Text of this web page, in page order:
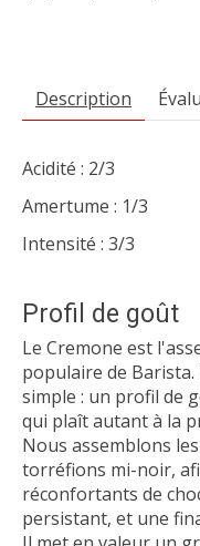
Description
Acidité : 2/3
Amertume : 1/3
Intensité : 3/3
Profil de goût
Le Cremone est
populaire de
simple : un profil de
qui plaît autant à la
Nous assemblons
torréfions mi-noir,
réconfortants de
persistant, et une